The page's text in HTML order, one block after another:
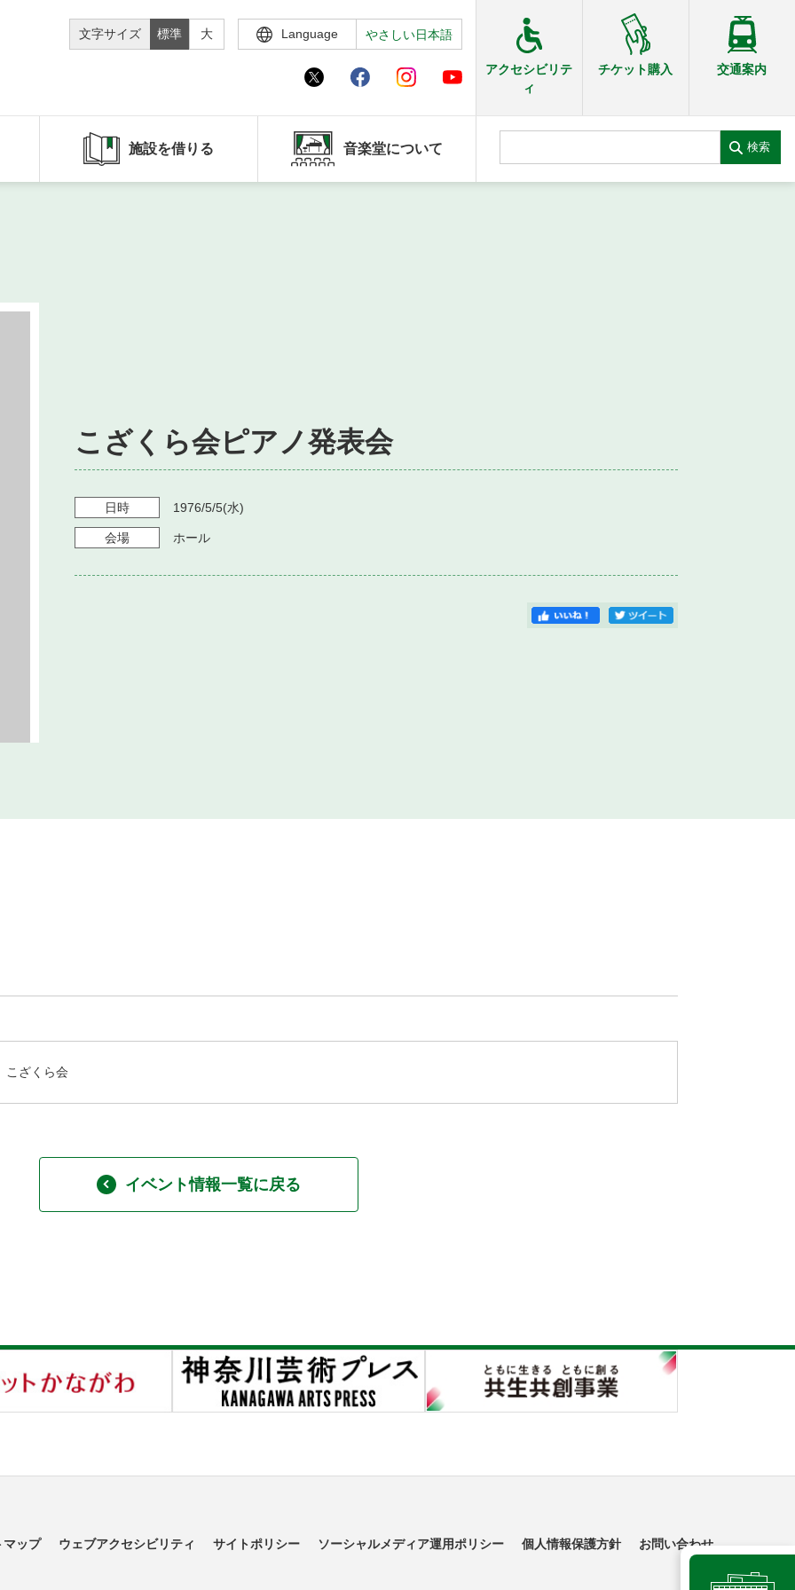
文字サイズ 標準 大 Language やさしい日本語
アクセシビリテ
ィ
チケット購入 交通案内
施設を借りる 音楽堂について 検索
こざくら会ピアノ発表会
日時 1976/5/5(水)
会場 ホール
こざくら会
イベント情報一覧に戻る
マップ ウェブアクセシビリティ サイトポリシー ソーシャルメディア運用ポリシー 個人情報保護方針 お問い合わせ